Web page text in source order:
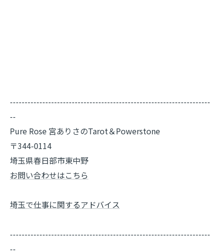
--------------------------------------------------------------------
--
Pure Rose 宮ありさのTarot＆Powerstone
〒344-0114
埼玉県春日部市東中野
お問い合わせはこちら
埼玉で仕事に関するアドバイス
--------------------------------------------------------------------
--